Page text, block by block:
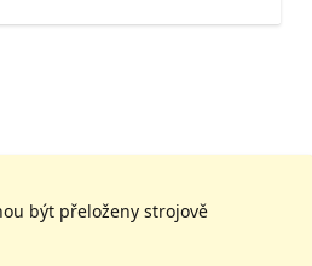
být přeloženy strojově